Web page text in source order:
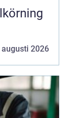
augusti 2026